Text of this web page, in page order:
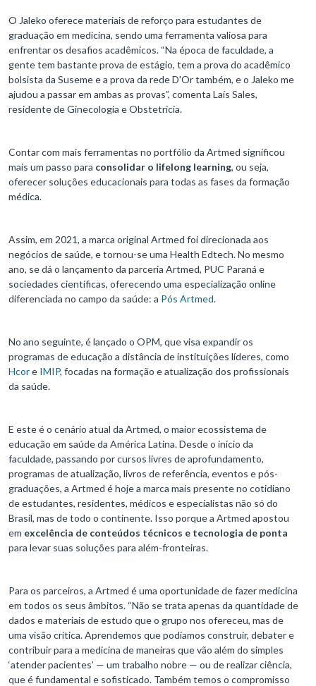
O Jaleko oferece materiais de reforço para estudantes de
graduação em medicina, sendo uma ferramenta valiosa para
enfrentar os desafios acadêmicos. “Na época de faculdade, a
gente tem bastante prova de estágio, tem a prova do acadêmico
bolsista da Suseme e a prova da rede D'Or também, e o Jaleko me
ajudou a passar em ambas as provas”, comenta Laís Sales,
residente de Ginecologia e Obstetrícia.
Contar com mais ferramentas no portfólio da Artmed significou
mais um passo para consolidar o lifelong learning, ou seja,
oferecer soluções educacionais para todas as fases da formação
médica.
Assim, em 2021, a marca original Artmed foi direcionada aos
negócios de saúde, e tornou-se uma Health Edtech. No mesmo
ano, se dá o lançamento da parceria Artmed, PUC Paraná e
sociedades científicas, oferecendo uma especialização online
diferenciada no campo da saúde: a Pós Artmed.
No ano seguinte, é lançado o OPM, que visa expandir os
programas de educação a distância de instituições líderes, como
Hcore IMIP, focadas na formação e atualização dos profissionais
da saúde.
E este é o cenário atual da Artmed, o maior ecossistema de
educação em saúde da América Latina. Desde o início da
faculdade, passando por cursos livres de aprofundamento,
programas de atualização, livros de referência, eventos e pós-
graduações, a Artmed é hoje a marca mais presente no cotidiano
de estudantes, residentes, médicos e especialistas não só do
Brasil, mas de todo o continente. Isso porque a Artmed apostou
em excelência de conteúdos técnicos e tecnologia de ponta
para levar suas soluções para além-fronteiras.
Para os parceiros, a Artmed é uma oportunidade de fazer medicina
em todos os seus âmbitos. “Não se trata apenas da quantidade de
dados e materiais de estudo que o grupo nos ofereceu, mas de
uma visão crítica. Aprendemos que podíamos construir, debater e
contribuir para a medicina de maneiras que vão além do simples
‘atender pacientes’ — um trabalho nobre — ou de realizar ciência,
que é fundamental e sofisticado. Também temos o compromisso